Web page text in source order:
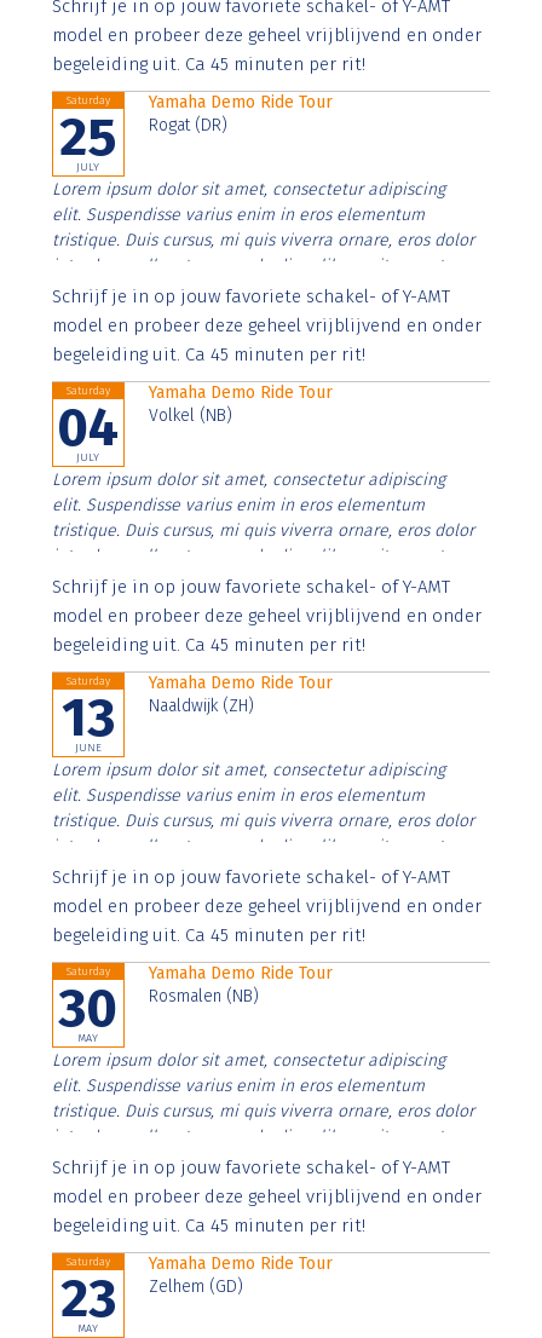
imperdiet. Nunc ut sem vitae risus tristique posuere.
Schrijf je in op jouw favoriete schakel- of Y-AMT
model en probeer deze geheel vrijblijvend en onder
begeleiding uit. Ca 45 minuten per rit!
Saturday
25
JULY
Yamaha Demo Ride Tour
Rogat (DR)
Lorem ipsum dolor sit amet, consectetur adipiscing
elit. Suspendisse varius enim in eros elementum
tristique. Duis cursus, mi quis viverra ornare, eros dolor
interdum nulla, ut commodo diam libero vitae erat.
Aenean faucibus nibh et justo cursus id rutrum lorem
imperdiet. Nunc ut sem vitae risus tristique posuere.
Schrijf je in op jouw favoriete schakel- of Y-AMT
model en probeer deze geheel vrijblijvend en onder
begeleiding uit. Ca 45 minuten per rit!
Saturday
04
JULY
Yamaha Demo Ride Tour
Volkel (NB)
Lorem ipsum dolor sit amet, consectetur adipiscing
elit. Suspendisse varius enim in eros elementum
tristique. Duis cursus, mi quis viverra ornare, eros dolor
interdum nulla, ut commodo diam libero vitae erat.
Aenean faucibus nibh et justo cursus id rutrum lorem
imperdiet. Nunc ut sem vitae risus tristique posuere.
Schrijf je in op jouw favoriete schakel- of Y-AMT
model en probeer deze geheel vrijblijvend en onder
begeleiding uit. Ca 45 minuten per rit!
Saturday
13
JUNE
Yamaha Demo Ride Tour
Naaldwijk (ZH)
Lorem ipsum dolor sit amet, consectetur adipiscing
elit. Suspendisse varius enim in eros elementum
tristique. Duis cursus, mi quis viverra ornare, eros dolor
interdum nulla, ut commodo diam libero vitae erat.
Aenean faucibus nibh et justo cursus id rutrum lorem
imperdiet. Nunc ut sem vitae risus tristique posuere.
Schrijf je in op jouw favoriete schakel- of Y-AMT
model en probeer deze geheel vrijblijvend en onder
begeleiding uit. Ca 45 minuten per rit!
Saturday
30
MAY
Yamaha Demo Ride Tour
Rosmalen (NB)
Lorem ipsum dolor sit amet, consectetur adipiscing
elit. Suspendisse varius enim in eros elementum
tristique. Duis cursus, mi quis viverra ornare, eros dolor
interdum nulla, ut commodo diam libero vitae erat.
Aenean faucibus nibh et justo cursus id rutrum lorem
imperdiet. Nunc ut sem vitae risus tristique posuere.
Schrijf je in op jouw favoriete schakel- of Y-AMT
model en probeer deze geheel vrijblijvend en onder
begeleiding uit. Ca 45 minuten per rit!
Saturday
23
MAY
Yamaha Demo Ride Tour
Zelhem (GD)